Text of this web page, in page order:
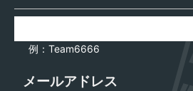
例：Team6666
メールアドレス